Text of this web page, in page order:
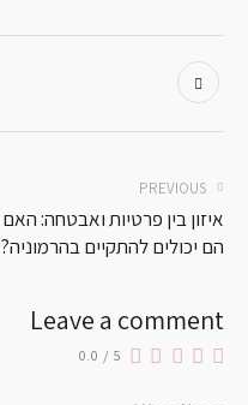
PREVIOUS
איזון בין פרטיות ואבטחה: האם
הם יכולים להתקיים בהרמוניה?
Leave a comment
0.0 / 5